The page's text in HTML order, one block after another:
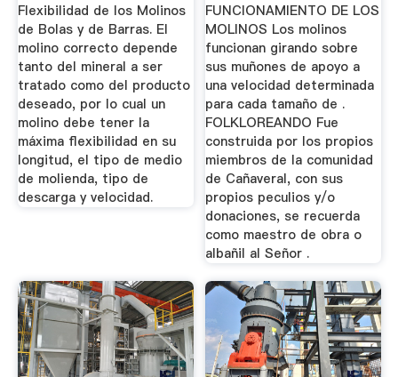
Flexibilidad de los Molinos
de Bolas y de Barras. El
molino correcto depende
tanto del mineral a ser
tratado como del producto
deseado, por lo cual un
molino debe tener la
máxima flexibilidad en su
longitud, el tipo de medio
de molienda, tipo de
descarga y velocidad.
FUNCIONAMIENTO DE LOS
MOLINOS Los molinos
funcionan girando sobre
sus muñones de apoyo a
una velocidad determinada
para cada tamaño de .
FOLKLOREANDO Fue
construida por los propios
miembros de la comunidad
de Cañaveral, con sus
propios peculios y/o
donaciones, se recuerda
como maestro de obra o
albañil al Señor .